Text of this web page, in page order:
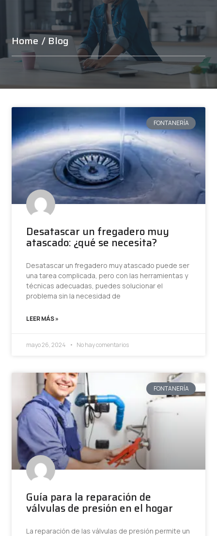
Home / Blog
FONTANERÍA
Desatascar un fregadero muy
atascado: ¿qué se necesita?
Desatascar un fregadero muy atascado puede ser
una tarea complicada, pero con las herramientas y
técnicas adecuadas, puedes solucionar el
problema sin la necesidad de
LEER MÁS »
mayo 26, 2024 No hay comentarios
FONTANERÍA
Guía para la reparación de
válvulas de presión en el hogar
La reparación de las válvulas de presión permite un